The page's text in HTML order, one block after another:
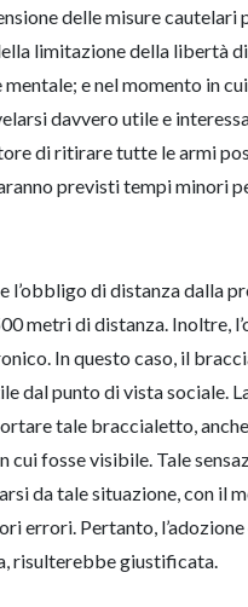
delle misure
limitazione della libertà
e nel momento in
davvero utile e
di ritirare tutte le armi
previsti tempi minori
l’obbligo di distanza dalla
metri di distanza. Inoltre,
In questo caso, il
dal punto di vista sociale.
tale braccialetto,
cui fosse visibile. Tale
da tale situazione, con il
errori. Pertanto,
risulterebbe giustificata.